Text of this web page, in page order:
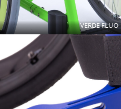
VERDE FLUO